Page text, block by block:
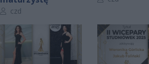
Autor artykułu:
czd